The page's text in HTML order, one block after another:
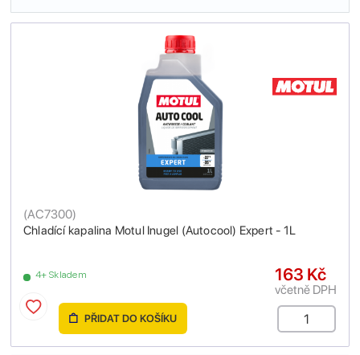
Chladící kapalina Motul Inugel (Autocool) Expert - 1L
(AC7300)
4+ Skladem 163 Kč
včetně DPH
PŘIDAT DO KOŠÍKU